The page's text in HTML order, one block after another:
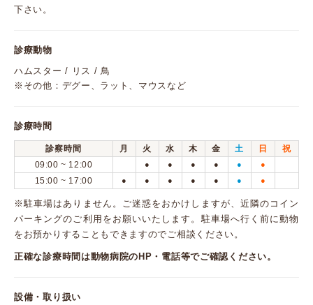
下さい。
診療動物
ハムスター / リス / 鳥
※その他：デグー、ラット、マウスなど
診療時間
診察時間 月 火 水 木 金 土 日
祝
09:00 ~ 12:00
● ● ● ● ● ●
15:00 ~ 17:00 ● ● ● ● ● ● ●
※駐車場はありません。ご迷惑をおかけしますが、近隣のコイン
パーキングのご利用をお願いいたします。駐車場へ行く前に動物
をお預かりすることもできますのでご相談ください。
正確な診療時間は動物病院のHP・電話等でご確認ください。
設備・取り扱い